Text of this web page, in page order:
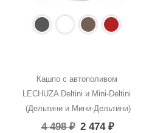
Кашпо с автополивом
LECHUZA Deltini и Mini-Deltini
(Дельтини и Мини-Дельтини)
4 498₽ 2 474₽